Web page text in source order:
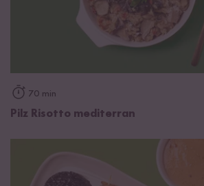
70 min
Pilz Risotto mediterran